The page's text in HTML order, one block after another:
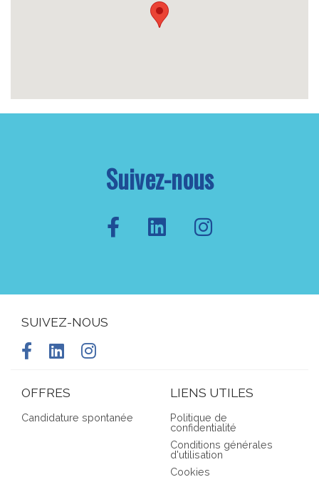
Suivez-nous
SUIVEZ-NOUS
OFFRES
Candidature spontanée
LIENS UTILES
Politique de
confidentialité
Conditions générales
d'utilisation
Cookies